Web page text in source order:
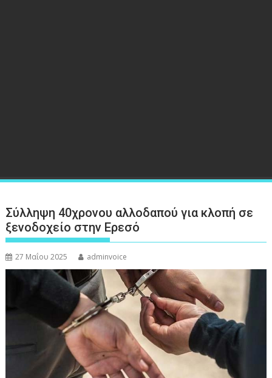
Σύλληψη 40χρονου αλλοδαπού για κλοπή σε
ξενοδοχείο στην Ερεσό
27 Μαΐου 2025 adminvoice